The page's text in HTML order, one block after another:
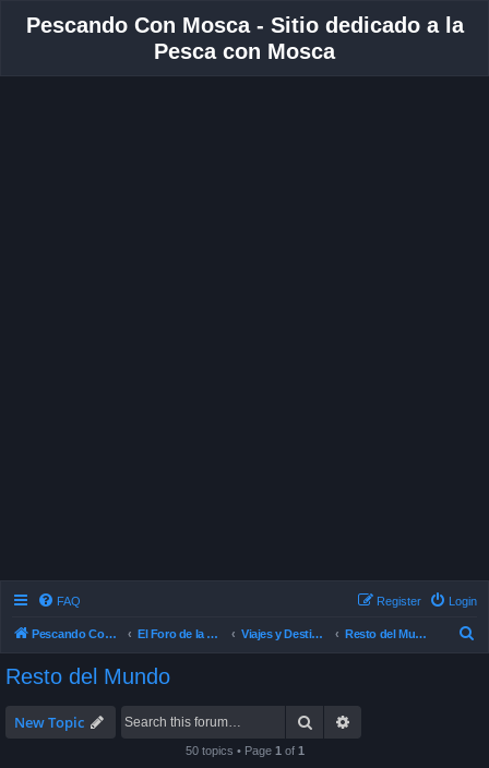
Pescando Con Mosca - Sitio dedicado a la
Pesca con Mosca
FAQ Login
Register
Pescando Con Mosca El Foro de la Pesca con Mosca en Chile Viajes y Destinos de Pesca Resto del Mundo
Resto del Mundo
New Topic Search
50 topics • Page 1 of 1